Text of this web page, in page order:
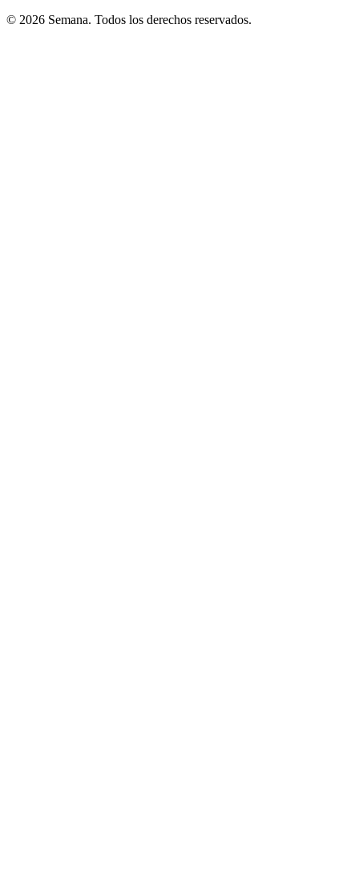
© 2026 Semana. Todos los derechos reservados.